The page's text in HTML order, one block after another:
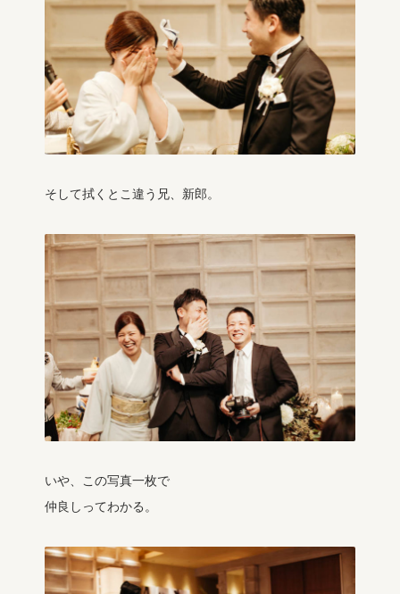
そして拭くとこ違う兄、新郎。
いや、この写真一枚で
仲良しってわかる。